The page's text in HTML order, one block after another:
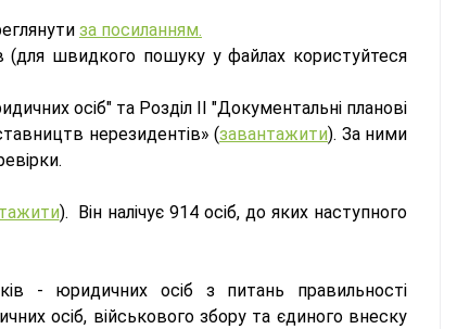
за посиланням.
(для швидкого пошуку у файлах користуйтеся
осіб" та Розділ II "Документальні планові
нерезидентів» (завантажити). За ними
). Він налічує 914 осіб, до яких наступного
- юридичних осіб з питань правильності
осіб, військового збору та єдиного внеску